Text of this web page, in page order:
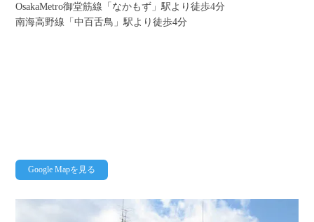
OsakaMetro御堂筋線「なかもず」駅より徒歩4分
南海高野線「中百舌鳥」駅より徒歩4分
Google Mapを見る